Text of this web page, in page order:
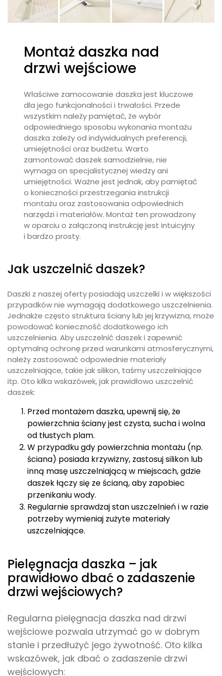
Montaż daszka nad
Właściwe zamocowanie daszka jest kluczowe
dla jego funkcjonalności i trwałości. Przede
wszystkim należy pamiętać, że wybór
odpowiedniego sposobu wykonania montażu
daszka zależy od indywidualnych preferencji,
umiejętności oraz budżetu. Warto
zamontować daszek samodzielnie, nie
wymaga on specjalistycznej wiedzy ani
umiejętności. Ważne jest jednak, aby pamiętać
o konieczności przestrzegania instrukcji
montażu oraz zastosowania odpowiednich
narzędzi i materiałów. Montaż ten prowadzony
w oparciu o załączoną instrukcję jest intuicyjny
i bardzo prosty.
Jak uszczelnić daszek?
przypadków nie wymagają dodatkowego uszczelnienia.
Jednakże często struktura ściany lub jej krzywizna, może
uszczelnienia. Aby uszczelnić daszek i zapewnić
optymalną ochronę przed warunkami atmosferycznymi,
należy zastosować odpowiednie materiały
uszczelniające, takie jak silikon, taśmy uszczelniające
itp. Oto kilka wskazówek, jak prawidłowo uszczelnić
daszek:
Przed montażem daszka, upewnij się, że
powierzchnia ściany jest czysta, sucha i wolna
od tłustych plam.
W przypadku gdy powierzchnia montażu (np.
ściana) posiada krzywizny, zastosuj silikon lub
inną masę uszczelniającą w miejscach, gdzie
daszek łączy się ze ścianą, aby zapobiec
przenikaniu wody.
Regularnie sprawdzaj stan uszczelnień i w razie
potrzeby wymieniaj zużyte materiały
uszczelniające.
Pielęgnacja daszka – jak
prawidłowo dbać o zadaszenie
Regularna pielęgnacja daszka nad drzwi
wejściowe pozwala utrzymać go w dobrym
wskazówek, jak dbać o zadaszenie drzwi
wejściowych:
Czyść daszek regularnie, usuwając liście, gałęzie
czy inne zanieczyszczenia, które mogą